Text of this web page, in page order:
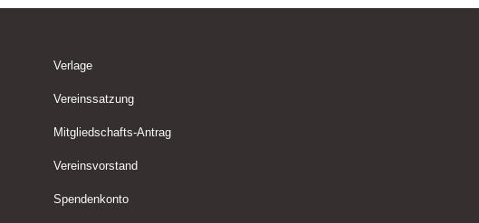
Verlage
Vereinssatzung
Mitgliedschafts-Antrag
Vereinsvorstand
Spendenkonto